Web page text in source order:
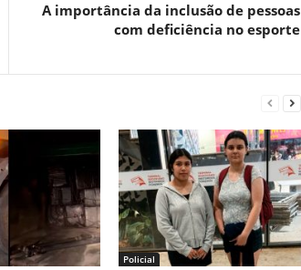
A importância da inclusão de pessoas
com deficiência no esporte
Policial